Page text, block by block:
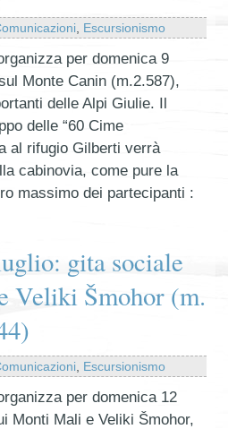
Escursionismo
per domenica 9
Monte Canin (m.2.587),
delle Alpi Giulie. Il
delle “60 Cime
al rifugio Gilberti verrà
cabinovia, come pure la
massimo dei partecipanti :
gita sociale
Veliki Šmohor (m.
Escursionismo
per domenica 12
Monti Mali e Veliki Šmohor,